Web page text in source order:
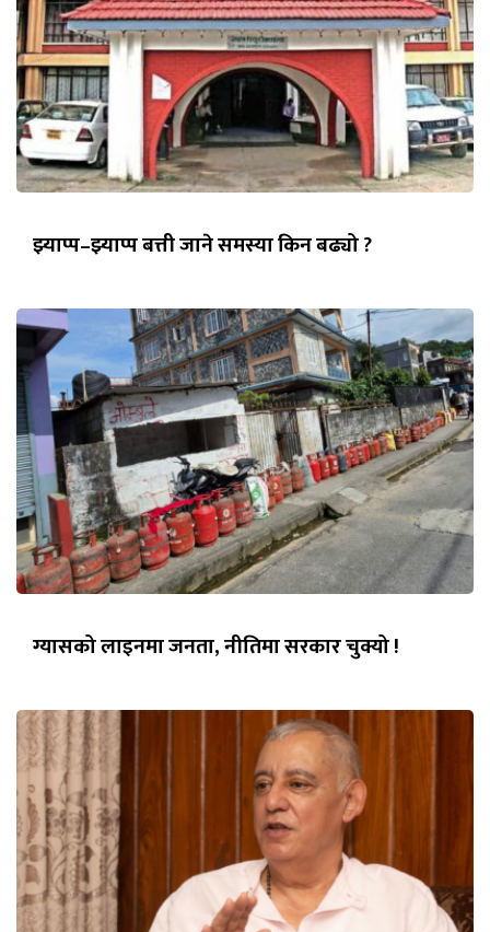
झ्याप्प–झ्याप्प बत्ती जाने समस्या किन बढ्यो ?
ग्यासको लाइनमा जनता, नीतिमा सरकार चुक्यो !